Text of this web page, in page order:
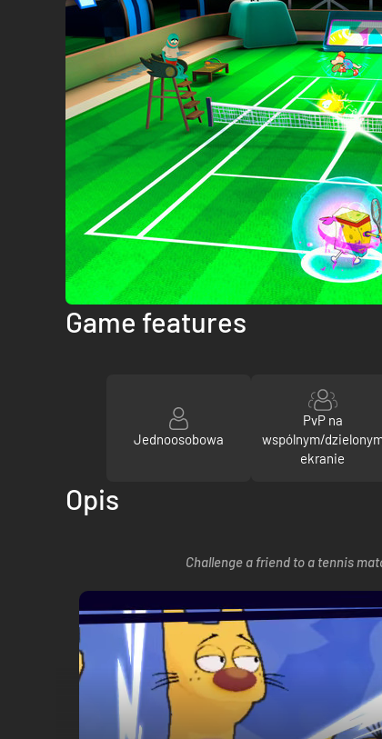
Game features
Jednoosobowa
PvP na
wspólnym/
ekranie
Opis
Challenge a friend to a tennis